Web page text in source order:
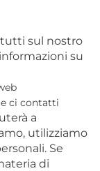
sul nostro
su
ci contatti
a
utilizziamo
Se
di